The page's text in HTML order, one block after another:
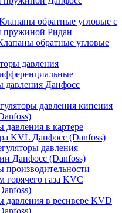
обратные угловые с
пружиной Ридан
обратные угловые
давления
давления Данфосс
давления кипения
давления в картере
KVL Данфосс (Danfoss)
давления
Данфосс (Danfoss)
производительности
горячего газа KVC
давления в ресивере KVD